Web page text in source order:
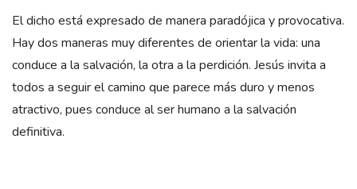
El dicho está expresado de manera paradójica y provocativa.
Hay dos maneras muy diferentes de orientar la vida: una
conduce a la salvación, la otra a la perdición. Jesús invita a
todos a seguir el camino que parece más duro y menos
atractivo, pues conduce al ser humano a la salvación
definitiva.